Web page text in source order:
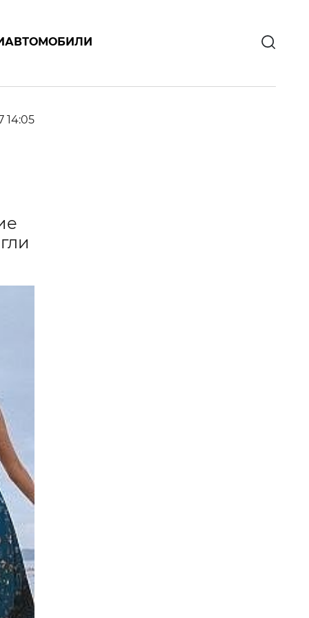
АВТОМОБИЛИ
14:05